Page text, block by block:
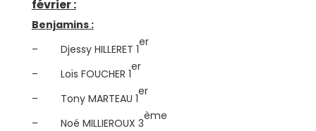
février :
Benjamins :
– Djessy HILLERET 1
er
– Loïs FOUCHER 1
er
– Tony MARTEAU 1
er
– Noé MILLIEROUX 3
ème